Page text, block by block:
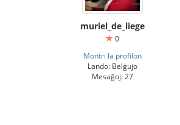
muriel_de_liege
0
Montri la profilon
Lando: Belgujo
Mesaĝoj: 27